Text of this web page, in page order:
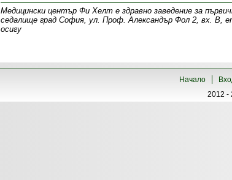
Медицински център Фи Хелт е здравно заведение за
седалище град София, ул. Проф. Александър Фол 2, вх. В,
осигу
Начало
2012 -